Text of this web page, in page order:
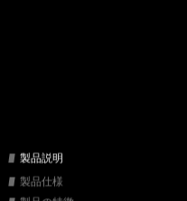
製品説明
製品仕様